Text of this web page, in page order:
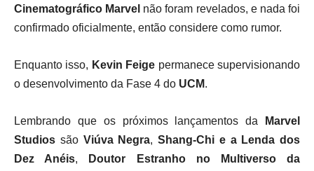
Cinematográfico Marvel não foram revelados, e nada foi
confirmado oficialmente, então considere como rumor.
Enquanto isso, Kevin Feige permanece supervisionando
o desenvolvimento da Fase 4 do UCM.
Lembrando que os próximos lançamentos da
Marvel
Studios são Viúva Negra, Shang-Chi e a Lenda dos
Dez Anéis,
Doutor Estranho no Multiverso da